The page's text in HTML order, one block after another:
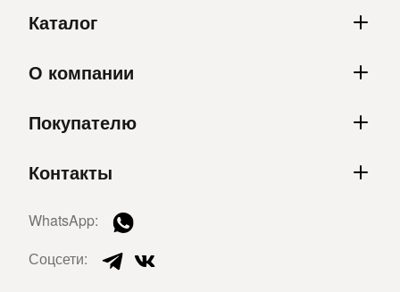
Каталог
О компании
Покупателю
Контакты
WhatsApp:
Соцсети: